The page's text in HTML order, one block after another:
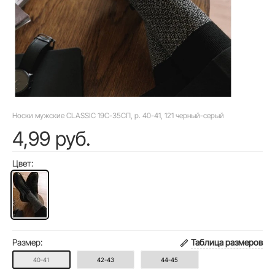
Носки мужские CLASSIC 19С-35СП, р. 40-41, 121 черный-серый
4,99 руб.
Цвет:
Размер: Таблица размеров
40-41 42-43 44-45